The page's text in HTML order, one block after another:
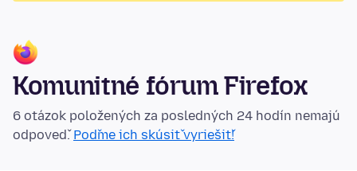
Komunitné fórum Firefox
6 otázok položených za posledných 24 hodín nemajú
odpoveď.Poďme ich skúsiť vyriešiť!